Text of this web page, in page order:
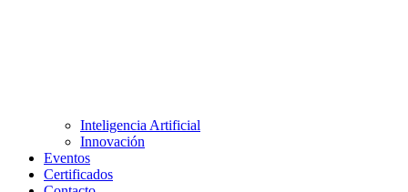
Inteligencia Artificial
Innovación
Eventos
Certificados